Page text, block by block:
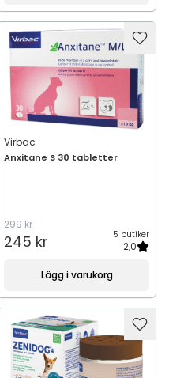
Virbac
Anxitane S 30 tabletter
299 kr
245 kr 5 butiker
2,0
Lägg i varukorg